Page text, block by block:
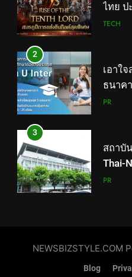
ธนาค
“GEN
3-25
PR
3
สถาบั
Thai-
งาน
ปรับป
PR
4
แชมพู
สัตว์เ
PR
พันธมิ
สืบสา
NEWSBIZSTYLE.COM
Blog